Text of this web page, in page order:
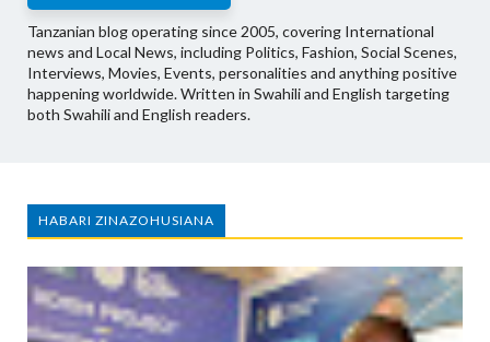
Tanzanian blog operating since 2005, covering International
news and Local News, including Politics, Fashion, Social Scenes,
Interviews, Movies, Events, personalities and anything positive
happening worldwide. Written in Swahili and English targeting
both Swahili and English readers.
HABARI ZINAZOHUSIANA